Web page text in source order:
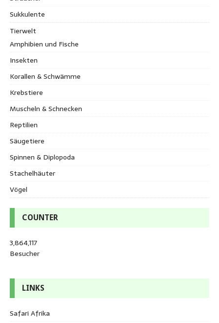
Sukkulente
Tierwelt
Amphibien und Fische
Insekten
Korallen & Schwämme
Krebstiere
Muscheln & Schnecken
Reptilien
Säugetiere
Spinnen & Diplopoda
Stachelhäuter
Vögel
COUNTER
3,864,117
Besucher
LINKS
Safari Afrika